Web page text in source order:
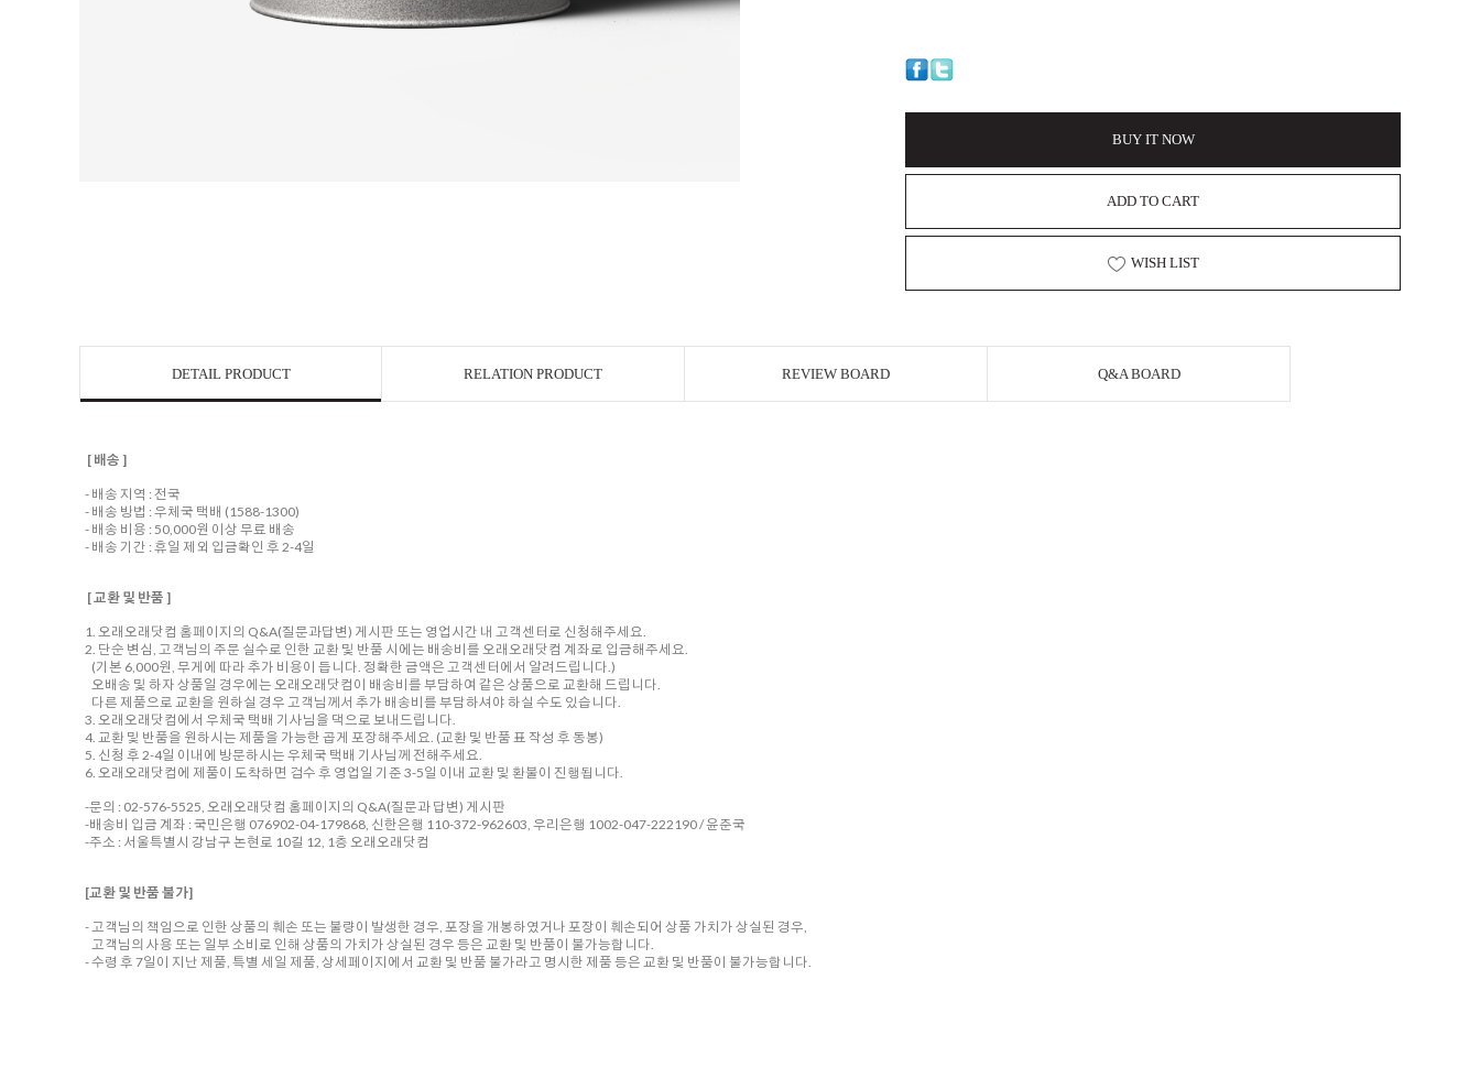
BUY IT NOW
ADD TO CART
WISH LIST
DETAIL PRODUCT RELATION PRODUCT REVIEW BOARD Q&A BOARD
[ 배송 ]
- 배송 지역 : 전국
- 배송 방법 : 우체국 택배 (1588-1300)
- 배송 비용 : 50,000원 이상 무료 배송
- 배송 기간 : 휴일 제외 입금확인 후 2-4일
[ 교환 및 반품 ]
1. 오래오래닷컴 홈페이지의 Q&A(질문과답변) 게시판 또는 영업시간 내 고객센터로 신청해주세요.
2. 단순 변심, 고객님의 주문 실수로 인한 교환 및 반품 시에는 배송비를 오래오래닷컴 계좌로 입금해주세요.
(기본 6,000원, 무게에 따라 추가 비용이 듭니다. 정확한 금액은 고객센터에서 알려드립니다.)
오배송 및 하자 상품일 경우에는 오래오래닷컴이 배송비를 부담하여 같은 상품으로 교환해 드립니다.
다른 제품으로 교환을 원하실 경우 고객님께서 추가 배송비를 부담하셔야 하실 수도 있습니다.
3. 오래오래닷컴에서 우체국 택배 기사님을 댁으로 보내드립니다.
4. 교환 및 반품을 원하시는 제품을 가능한 곱게 포장해주세요. (교환 및 반품 표 작성 후 동봉)
5. 신청 후 2-4일 이내에 방문하시는 우체국 택배 기사님께 전해주세요.
6. 오래오래닷컴에 제품이 도착하면 검수 후 영업일 기준 3-5일 이내 교환 및 환불이 진행됩니다.
-문의 : 02-576-5525, 오래오래닷컴 홈페이지의 Q&A(질문과 답변) 게시판
-배송비 입금 계좌 : 국민은행 076902-04-179868, 신한은행 110-372-962603, 우리은행 1002-047-222190 / 윤준국
-주소 : 서울특별시 강남구 논현로 10길 12, 1층 오래오래닷컴
[교환 및 반품 불가]
- 고객님의 책임으로 인한 상품의 훼손 또는 불량이 발생한 경우, 포장을 개봉하였거나 포장이 훼손되어 상품 가치가 상실된 경우,
고객님의 사용 또는 일부 소비로 인해 상품의 가치가 상실된 경우 등은 교환 및 반품이 불가능합니다.
- 수령 후 7일이 지난 제품, 특별 세일 제품, 상세페이지에서 교환 및 반품 불가라고 명시한 제품 등은 교환 및 반품이 불가능합니다.